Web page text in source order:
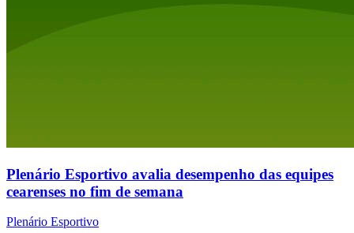
Plenário Esportivo avalia desempenho das equipes
cearenses no fim de semana
Plenário Esportivo